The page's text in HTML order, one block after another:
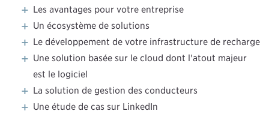
Les avantages pour votre entreprise
Un écosystème de solutions
Le développement de votre infrastructure de recharge
Une solution basée sur le cloud dont l'atout majeur
est le logiciel
La solution de gestion des conducteurs
Une étude de cas sur LinkedIn